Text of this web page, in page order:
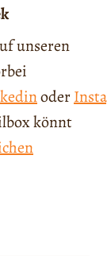
unseren
oder
könnt